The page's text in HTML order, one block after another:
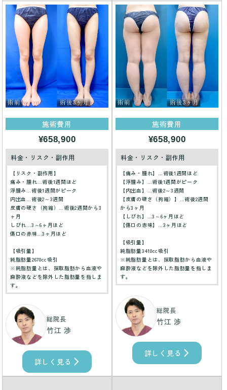
施術費用
¥658,900
料金・リスク・副作用
【リスク・副作用】
痛み・腫れ…術後1週間ほど
浮腫み…術後1週間がピーク
内出血…術後2～3週間
皮膚の硬さ（拘縮）…術後2週間から3
ヶ月
しびれ…3～6ヶ月ほど
傷口の赤味…3ヶ月ほど
【吸引量】
純脂肪量2670cc吸引
※純脂肪量とは、採取脂肪から血液や
麻酔液などを除外した脂肪量を指しま
す。
総院長
竹江 渉
詳しく見る
施術費用
¥658,900
料金・リスク・副作用
【痛み・腫れ】…術後1週間ほど
【浮腫み】…術後1週間がピーク
【内出血】…術後2～3週間
【皮膚の硬さ（拘縮）】…術後2週間
から3ヶ月
【しびれ】…3～6ヶ月ほど
【傷口の赤味】…3ヶ月ほど
【吸引量】
純脂肪量3410cc吸引
※純脂肪量とは、採取脂肪から血液や
麻酔液などを除外した脂肪量を指しま
す。
総院長
竹江 渉
詳しく見る